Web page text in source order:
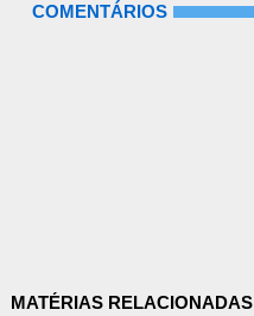
COMENTÁRIOS
MATÉRIAS RELACIONADAS